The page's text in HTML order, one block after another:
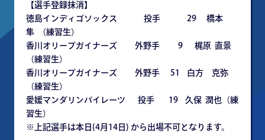
【選手登録抹消】
徳島インディゴソックス 投手 29 橋本
隼 （練習生）
香川オリーブガイナーズ 外野手 9 梶原 直景
（練習生）
香川オリーブガイナーズ 外野手 51 白方 克弥
（練習生）
愛媛マンダリンパイレーツ 投手 19 久保 潤也（練
習生）
※上記選手は本日(4月14日) から出場不可となります。